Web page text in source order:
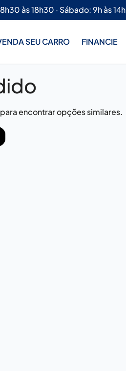
às 18h30 · Sábado: 9h às 14h
SEU CARRO FINANCIE
encontrar opções similares.